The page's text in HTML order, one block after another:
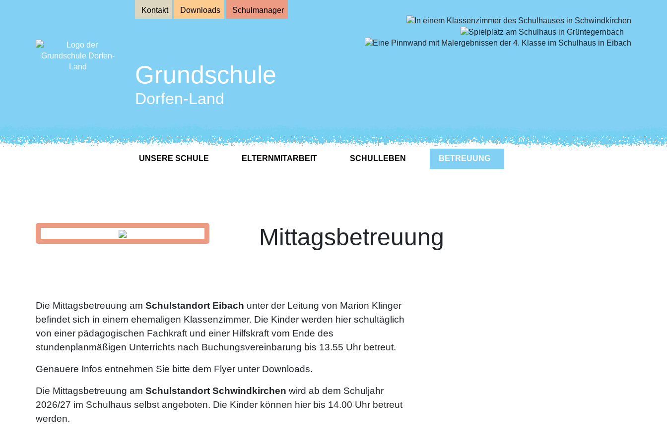
Grundschule
Dorfen-Land
UNSERE SCHULE ELTERNMITARBEIT SCHULLEBEN BETREUUNG
Mittagsbetreuung
Die Mittagsbetreuung am Schulstandort Eibach unter der Leitung von Marion Klinger
befindet sich in einem ehemaligen Klassenzimmer. Die Kinder werden hier schultäglich
von einer pädagogischen Fachkraft und einer Hilfskraft vom Ende des
stundenplanmäßigen Unterrichts nach Buchungsvereinbarung bis 13.55 Uhr betreut.
Genauere Infos entnehmen Sie bitte dem Flyer unter Downloads.
Die Mittagsbetreuung am Schulstandort Schwindkirchen wird ab dem Schuljahr
2026/27 im Schulhaus selbst angeboten. Die Kinder können hier bis 14.00 Uhr betreut
werden.
Kontakt Downloads Schulmanager